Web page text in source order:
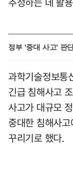
정부 '중대 사고' 판
과학기술정보통
긴급 침해사고
사고가 대규모
중대한 침해사
꾸리기로 했다.